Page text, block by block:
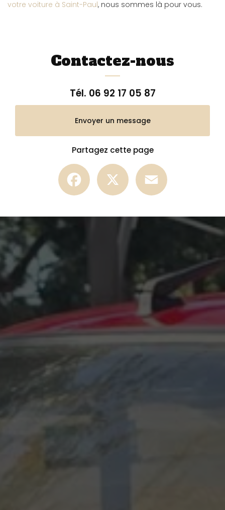
votre voiture à Saint-Paul, nous sommes là pour vous.
Contactez-nous
Tél. 06 92 17 05 87
Envoyer un message
Partagez cette page
Facebook